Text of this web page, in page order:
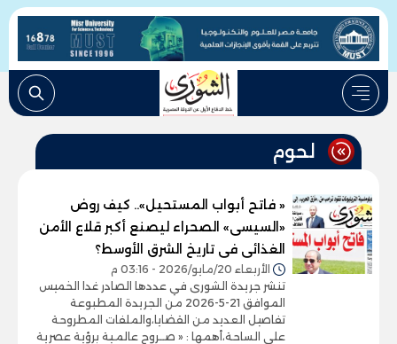
لحوم
« فاتح أبواب المستحيل».. كيف روض
«السيسى» الصحراء ليصنع أكبر قلاع الأمن
الغذائى فى تاريخ الشرق الأوسط؟
الأربعاء 20/مايو/2026 - 03:16 م
تنشر جريدة الشورى في عددها الصادر غدا الخميس
الموافق 21-5-2026 من الجريدة المطبوعة
تفاصيل العديد من القضايا،والملفات المطروحة
على الساحة،أهمها : « صــروح عالمـية برؤية عصرية